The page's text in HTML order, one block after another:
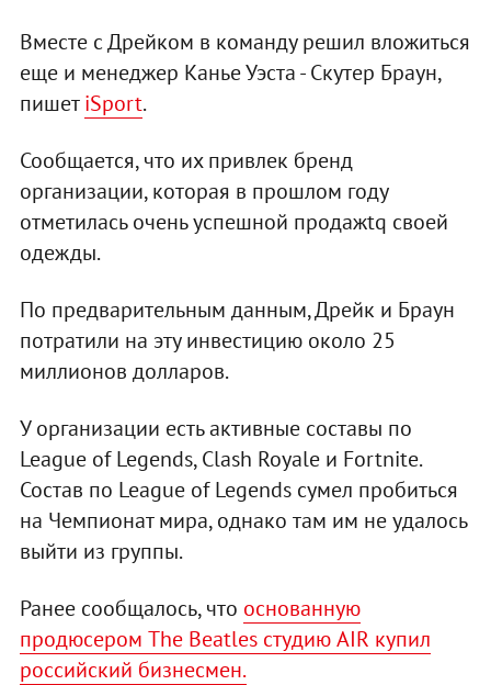
Вместе с Дрейком в команду решил вложиться
еще и менеджер Канье Уэста - Скутер Браун,
пишетiSport.
Сообщается, что их привлек бренд
организации, которая в прошлом году
отметилась очень успешной продажtq своей
одежды.
По предварительным данным, Дрейк и Браун
потратили на эту инвестицию около 25
миллионов долларов.
У организации есть активные составы по
League of Legends, Clash Royale и Fortnite.
Состав по League of Legends сумел пробиться
на Чемпионат мира, однако там им не удалось
выйти из группы.
Ранее сообщалось, что основанную
продюсером The Beatles студию AIR купил
российский бизнесмен.